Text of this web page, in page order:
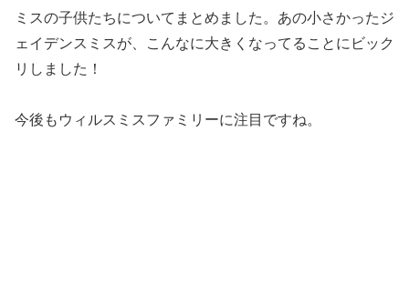
ミスの子供たちについてまとめました。あの小さかったジ
ェイデンスミスが、こんなに大きくなってることにビック
リしました！
今後もウィルスミスファミリーに注目ですね。